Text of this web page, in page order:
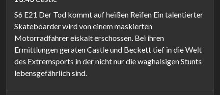
S6 E21 Der Tod kommt auf heißen Reifen Ein talentierter
Skateboarder wird von einem maskierten
Motorradfahrer eiskalt erschossen. Bei ihren
Ermittlungen geraten Castle und Beckett tief in die Welt
des Extremsports in der nicht nur die waghalsigen Stunts
lebensgefährlich sind.